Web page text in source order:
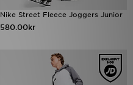
Nike Street Fleece Joggers Junior
580.00kr